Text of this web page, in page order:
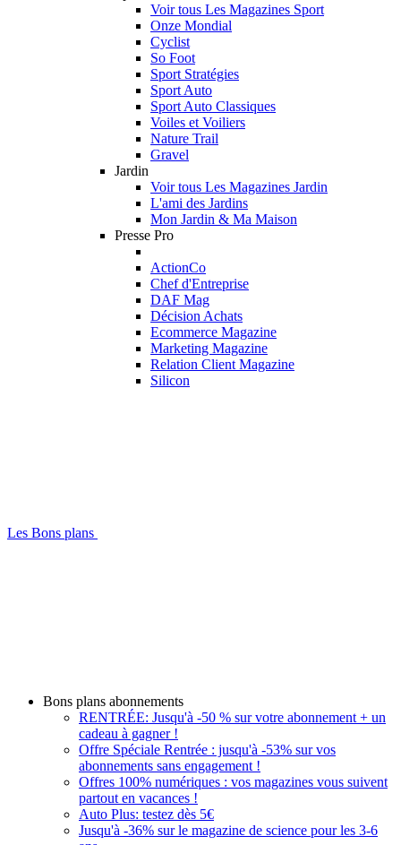
Voir tous Les Magazines Sport
Onze Mondial
Cyclist
So Foot
Sport Stratégies
Sport Auto
Sport Auto Classiques
Voiles et Voiliers
Nature Trail
Gravel
Jardin
Voir tous Les Magazines Jardin
L'ami des Jardins
Mon Jardin & Ma Maison
Presse Pro
ActionCo
Chef d'Entreprise
DAF Mag
Décision Achats
Ecommerce Magazine
Marketing Magazine
Relation Client Magazine
Silicon
Les Bons plans
Bons plans abonnements
RENTRÉE: Jusqu'à -50 % sur votre abonnement + un
cadeau à gagner !
Offre Spéciale Rentrée : jusqu'à -53% sur vos
abonnements sans engagement !
Offres 100% numériques : vos magazines vous suivent
partout en vacances !
Auto Plus: testez dès 5€
Jusqu'à -36% sur le magazine de science pour les 3-6